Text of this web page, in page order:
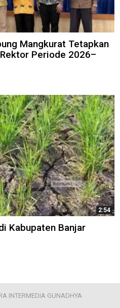
Mangkurat Tetapkan
Periode 2026–
2:54
Kabupaten Banjar
INTERMEDIA GUNADHYA